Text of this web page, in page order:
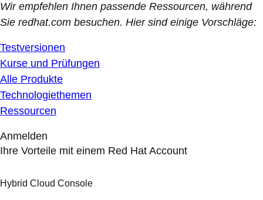
Wir empfehlen Ihnen passende Ressourcen, während
Sie redhat.com besuchen. Hier sind einige Vorschläge:
Testversionen
Kurse und Prüfungen
Alle Produkte
Technologiethemen
Ressourcen
Anmelden
Ihre Vorteile mit einem Red Hat Account
Hybrid Cloud Console